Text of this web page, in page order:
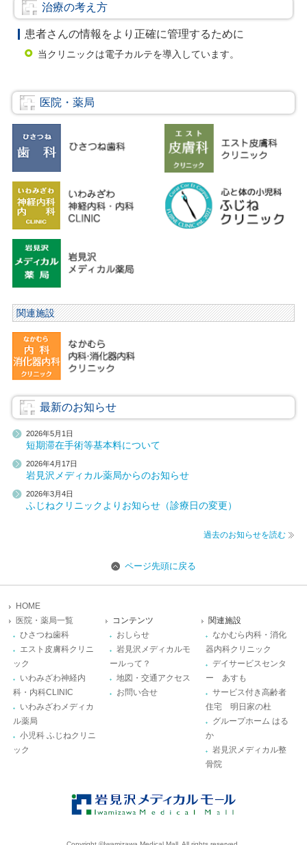
治療の考え方
患者さんの情報をより正確に管理するために
当クリニックは電子カルテを導入しています。
医院・薬局
関連施設
最新のお知らせ
2026年5月1日
短期滞在手術等基本料について
2026年4月17日
岩見沢メディカル薬局からのお知らせ
2026年3月4日
ふじねクリニックよりお知らせ（診療日の変更）
過去のお知らせを読む
ページ先頭に戻る
HOME
医院・薬局一覧
ひさつね歯科
エスト皮膚科クリニ
ック
いわみざわ神経内
科・内科CLINIC
いわみざわメディカ
ル薬局
小児科 ふじねクリニ
ック
コンテンツ
おしらせ
岩見沢メディカルモ
ールって？
地図・交通アクセス
お問い合せ
関連施設
なかむら内科・消化
器内科クリニック
デイサービスセンタ
ー あすも
サービス付き高齢者
住宅 明日家の杜
グループホーム はる
か
岩見沢メディカル整
骨院